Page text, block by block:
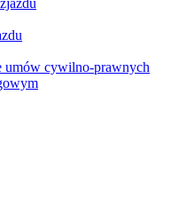
umów cywilno-prawnych